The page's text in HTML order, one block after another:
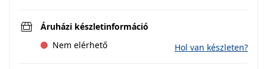
Áruházi készletinformáció
Nem elérhető
Hol van készleten?